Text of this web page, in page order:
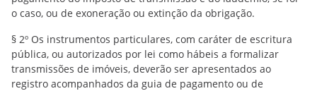
o caso, ou de exoneração ou extinção da obrigação.
§ 2º Os instrumentos particulares, com caráter de escritura
pública, ou autorizados por lei como hábeis a formalizar
transmissões de imóveis, deverão ser apresentados ao
registro acompanhados da guia de pagamento ou de